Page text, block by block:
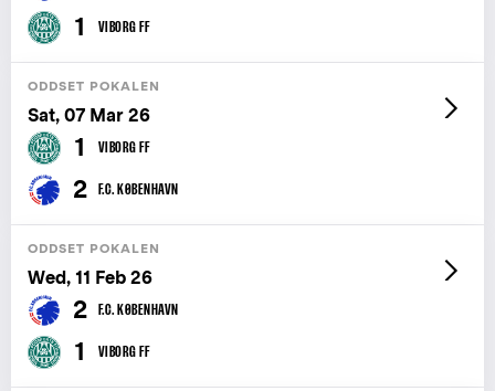
1 VIBORG FF
ODDSET POKALEN
Sat, 07 Mar 26
1 VIBORG FF
2 F.C. KØBENHAVN
ODDSET POKALEN
Wed, 11 Feb 26
2 F.C. KØBENHAVN
1 VIBORG FF